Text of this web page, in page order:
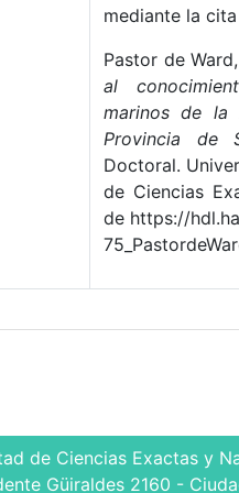
mediante la
Pastor de
al
marinos de la
Provincia de
Doctoral.
de Ciencias
de https://
de Ciencias Exactas y
Güiraldes 2160 -